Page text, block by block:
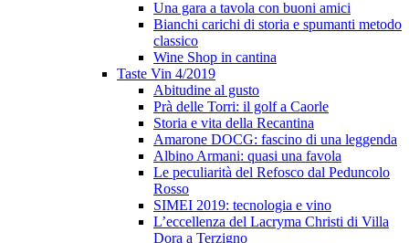
Una gara a tavola con buoni amici
Bianchi carichi di storia e spumanti metodo
classico
Wine Shop in cantina
Taste Vin 4/2019
Abitudine al gusto
Prà delle Torri: il golf a Caorle
Storia e vita della Recantina
Amarone DOCG: fascino di una leggenda
Albino Armani: quasi una favola
Le peculiarità del Refosco dal Peduncolo
Rosso
SIMEI 2019: tecnologia e vino
L’eccellenza del Lacryma Christi di Villa
Dora a Terzigno